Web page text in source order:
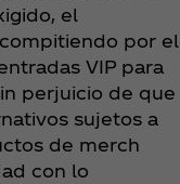
el
por el
VIP para
perjuicio de que
sujetos a
de merch
con lo